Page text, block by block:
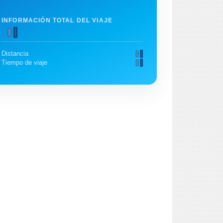
INFORMACIÓN TOTAL DEL VIAJE
Distancia
Tiempo de viaje